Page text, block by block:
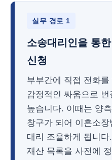
실무 경로 1
소송대리인을 통
신청
부부간에 직접 전화
감정적인 싸움으로
높습니다. 이때는 양
창구가 되어 이혼소
대리 조율하게 됩니
재산 목록을 사전에